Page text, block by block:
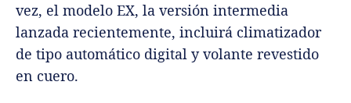
vez, el modelo EX, la versión intermedia
lanzada recientemente, incluirá climatizador
de tipo automático digital y volante revestido
en cuero.